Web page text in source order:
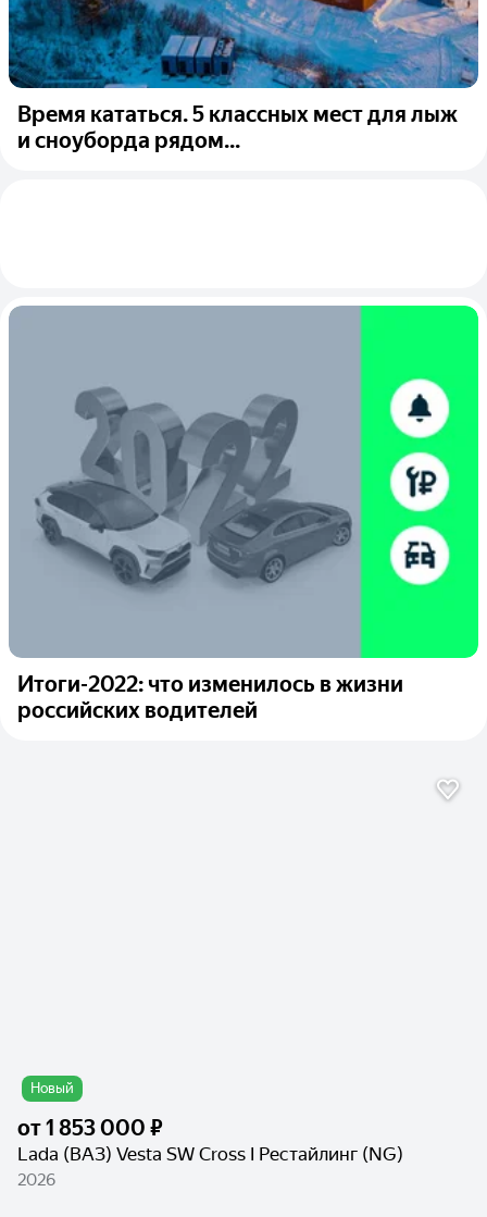
Время кататься. 5 классных мест для лыж
и сноуборда рядом...
Итоги-2022: что изменилось в жизни
российских водителей
Новый
от1 853 000 ₽
Lada (ВАЗ) Vesta SW Cross I Рестайлинг (NG)
2026